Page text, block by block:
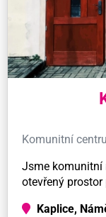
Komunitní
Jsme komunitní
otevřený
Kaplice,